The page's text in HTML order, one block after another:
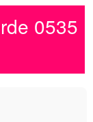
0535